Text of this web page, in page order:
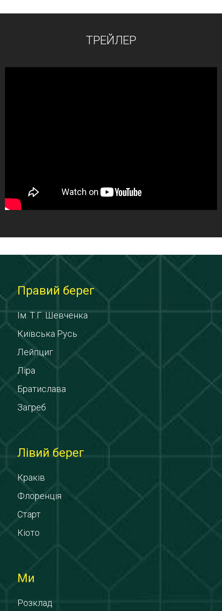
ТРЕЙЛЕР
Правий берег
Ім. Т.Г. Шевченка
Київська Русь
Лейпциг
Ліра
Братислава
Загреб
Лівий берег
Краків
Флоренція
Старт
Кіото
Ми
Розклад